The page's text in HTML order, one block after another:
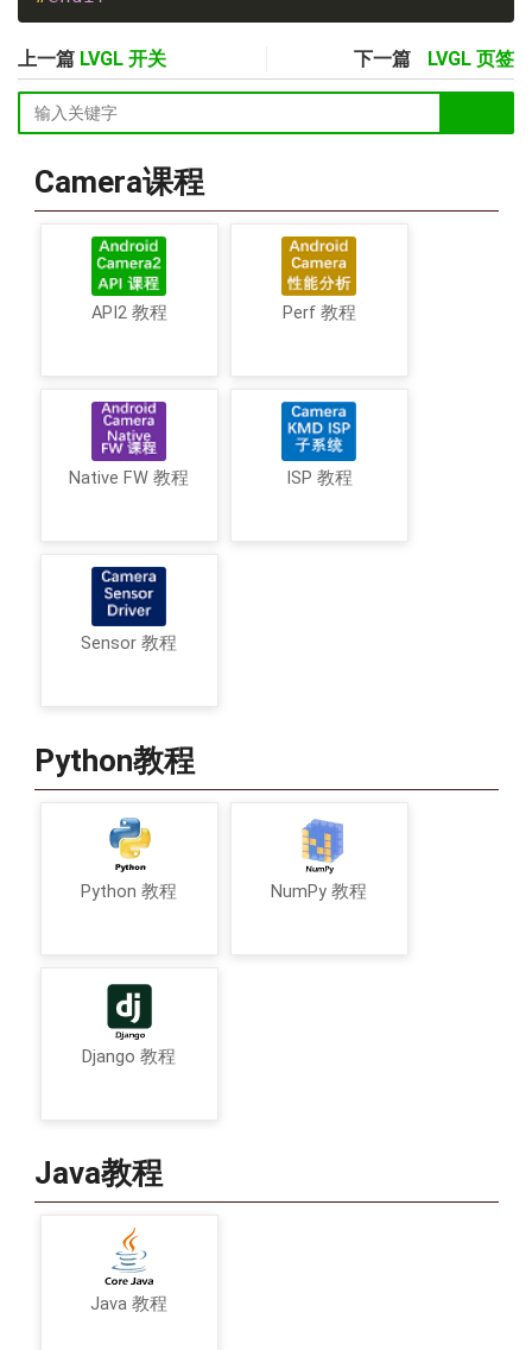
上一篇 LVGL 开关 下一篇 LVGL 页签
Camera课程
API2 教程 Perf 教程
Native FW 教程 ISP 教程
Sensor 教程
Python教程
Python 教程 NumPy 教程
Django 教程
Java教程
Java 教程